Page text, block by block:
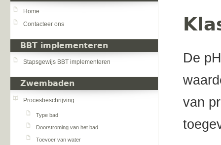
Home
Contacteer ons
BBT implementeren
Stapsgewijs BBT implementeren
Zwembaden
Procesbeschrijving
Type bad
Doorstroming van het bad
Toevoer van water
De
van